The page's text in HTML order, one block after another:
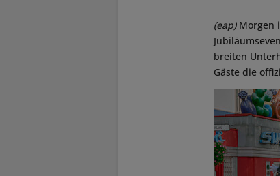
(eap)Morgen
breiten
Gäste die